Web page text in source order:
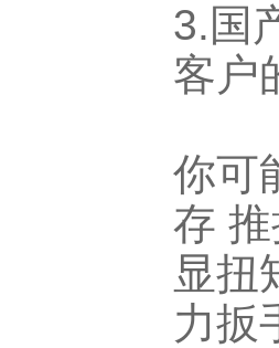
3.国
客户
你可
存
显扭
力扳